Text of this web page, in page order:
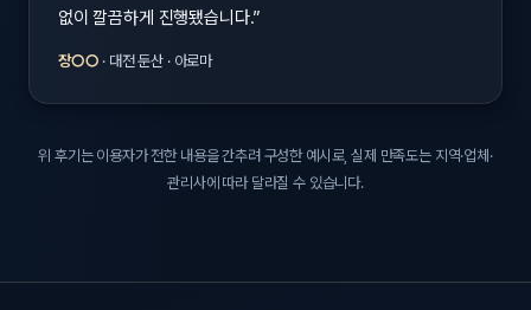
없이 깔끔하게 진행됐습니다.”
장○○ · 대전 둔산 · 아로마
위 후기는 이용자가 전한 내용을 간추려 구성한 예시로, 실제 만족도는 지역·업체·
관리사에 따라 달라질 수 있습니다.